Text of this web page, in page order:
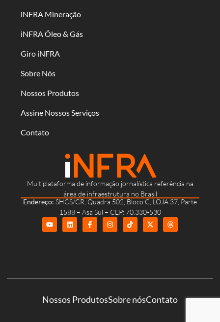
Multiplataforma de informação jornalística referência na
área de infraestrutura no Brasil
Endereço: SHCS/CR, Quadra 502, Bloco C, LOJA 37, Parte
1588 – Asa Sul – CEP: 70.330-530
iNFRA Mineração
iNFRA Óleo & Gás
Giro iNFRA
Sobre Nós
Nossos Produtos
Assine Nossos Serviços
Contato
Nossos ProdutosSobre nósContato